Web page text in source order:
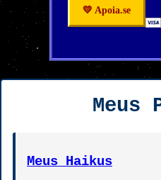
💛 Apoia.se
Meus
Meus Haikus